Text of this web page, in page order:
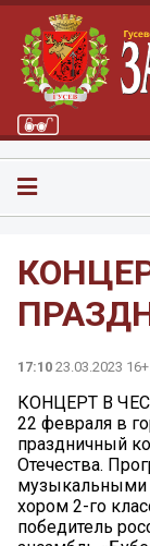
17:10 23.03.2023 16+
КОНЦЕРТ В
22 февраля в
праздничный
Отечества.
музыкальными
хором 2-го
победитель